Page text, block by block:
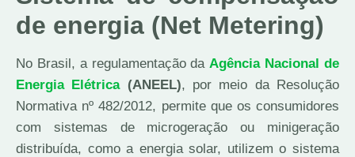
de energia (Net Metering)
No Brasil, a regulamentação da Agência Nacional de
Energia Elétrica(ANEEL), por meio da Resolução
Normativa nº 482/2012, permite que os consumidores
com sistemas de microgeração ou minigeração
distribuída, como a energia solar, utilizem o sistema